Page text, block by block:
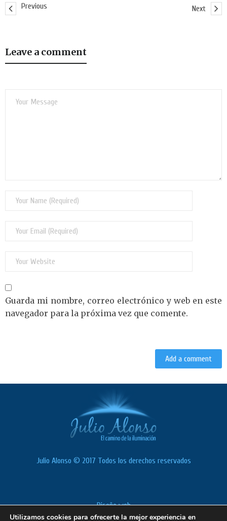
Previous Next
Leave a comment
Guarda mi nombre, correo electrónico y web en este
navegador para la próxima vez que comente.
Julio Alonso © 2017 Todos los derechos reservados
Diseño web
Utilizamos cookies para ofrecerte la mejor experiencia en